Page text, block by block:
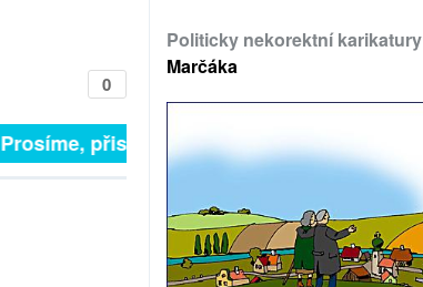
0
přispějte. ➥
Politicky nekorektní karikatury
Marčáka